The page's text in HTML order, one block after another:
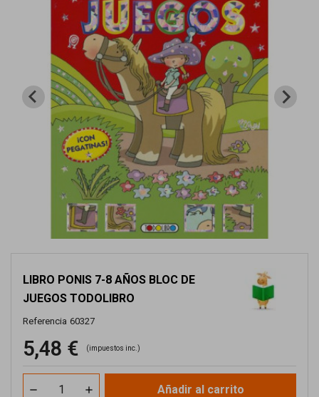
LIBRO PONIS 7-8 AÑOS BLOC DE
JUEGOS TODOLIBRO
Referencia 60327
5,48 € (impuestos inc.)
Añadir al carrito